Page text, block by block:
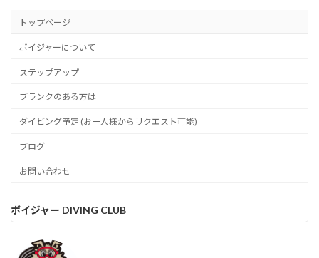
トップページ
ボイジャーについて
ステップアップ
ブランクのある方は
ダイビング予定 (お一人様からリクエスト可能)
ブログ
お問い合わせ
ボイジャー DIVING CLUB